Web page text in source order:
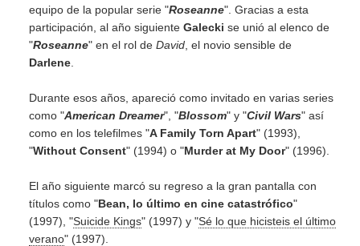
equipo de la popular serie "Roseanne". Gracias a esta
participación, al año siguiente Galecki se unió al elenco de
"Roseanne" en el rol de David , el novio sensible de
Darlene
Durante esos años, apareció como invitado en varias series
como "American Dreamer", "Blossom" y "Civil Wars" así
como en los telefilmes "A Family Torn Apart" (1993),
"Without Consent" (1994) o "Murder at My Door" (1996).
El año siguiente marcó su regreso a la gran pantalla con
títulos como "Bean, lo último en cine catastrófico"
(1997), "Suicide Kings" (1997) y "Sé lo que hicisteis el último
verano" (1997).